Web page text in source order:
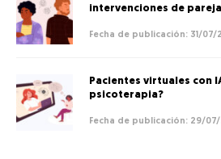
intervenciones de pareja
31/07/
Pacientes virtuales con
psicoterapia?
29/